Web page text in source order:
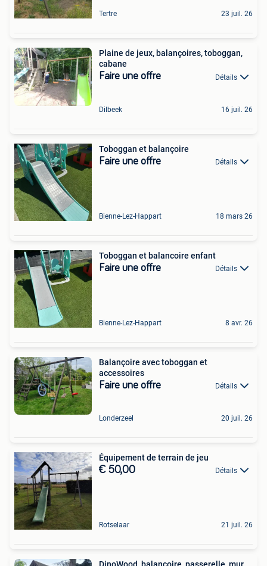
Tertre 23 juil. 26
Plaine de jeux, balançoires, toboggan,
cabane
Faire une offre Détails
Dilbeek 16 juil. 26
Toboggan et balançoire
Faire une offre Détails
Bienne-Lez-Happart 18 mars 26
Toboggan et balancoire enfant
Faire une offre Détails
Bienne-Lez-Happart 8 avr. 26
Balançoire avec toboggan et
accessoires
Faire une offre Détails
Londerzeel 20 juil. 26
Équipement de terrain de jeu
€ 50,00 Détails
Rotselaar 21 juil. 26